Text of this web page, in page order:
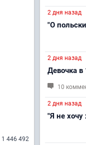
1 446 492
2 дня назад
"О
2 дня назад
Девочка в
10
2 дня назад
"Я не хочу